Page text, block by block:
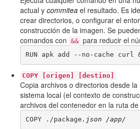
actual y commitea el resultado. Es
crear directorios, o configurar el
construcción de la imagen. Se
comandos con && para reducir el
RUN apk add --no-cache curl
COPY [origen] [destino]
Copia archivos o directorios desde
sistema local (el contexto de
archivos del contenedor en la ruta
COPY ./package .json /app/